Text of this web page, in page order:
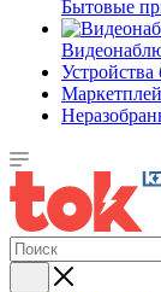
Бытовые
Устройства